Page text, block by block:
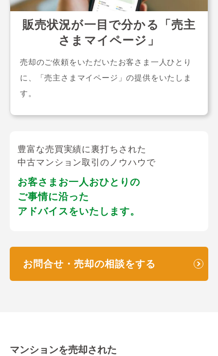
販売状況が一目で分かる「売主
さまマイページ」
売却のご依頼をいただいたお客さま一人ひとり
に、「売主さまマイページ」の提供をいたしま
す。
豊富な売買実績に裏打ちされた
中古マンション取引のノウハウで
お客さまお一人おひとりの
ご事情に沿った
アドバイスをいたします。
お問合せ・売却の相談をする
マンションを売却された